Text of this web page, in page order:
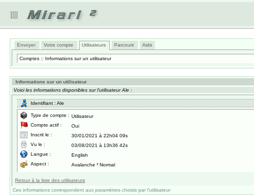
Envoyer Votre compte Utilisateurs Parcourir Aide
Comptes :: Informations sur un utilisateur
Informations sur un utilisateur
Voici les informations disponibles sur l'utilisateur Ale :
Identifiant : Ale
Type de compte : Utilisateur
Compte actif :
Oui
Inscrit le :
30/01/2021 à 22h04 09s
Vu le :
03/08/2021 à 13h36 42s
Langue :
English
Aspect :
Avalanche ² Normal
Retour à la liste des utilisateurs
Ces informations correspondent aux paramètres choisis par l'utilisateur